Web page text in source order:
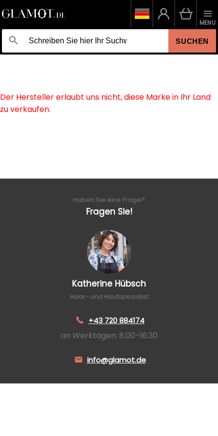
SUCHEN
MENU
Der Hersteller erlaubt uns nicht, diese Marke in Ihr Land
zu verkaufen.
Haben Sie eine Frage?
Fragen Sie!
Katherine Hübsch
Haar- und Hautspezialist
+43 720 884174
an Werktagen: 8:00-16:30
info@glamot.de